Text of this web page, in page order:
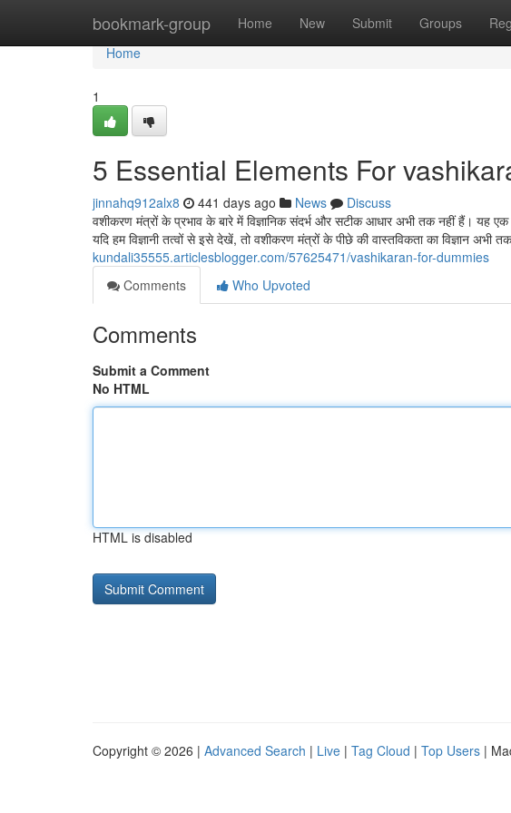
bookmark-group Home New Submit Groups
Home
Home
1
5 Essential Elements For
jinnahq912alx8 441 days ago News
Discuss
वशीकरण मंत्रों के प्रभाव के बारे में विज्ञानिक संदर्भ और सटीक आधार अभी तक नहीं हैं। यह
यदि हम विज्ञानी तत्वों से इसे देखें, तो वशीकरण मंत्रों के पीछे की वास्तविकता का विज्ञान अभी
kundali35555.articlesblogger.com/57625471/vashikaran-for-dummies
Comments
Who Upvoted
Comments
Submit a Comment
No HTML
HTML is disabled
Copyright © 2026 | Advanced Search | Live | Tag Cloud | Top Users |